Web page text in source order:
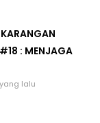
: MENJAGA
lalu